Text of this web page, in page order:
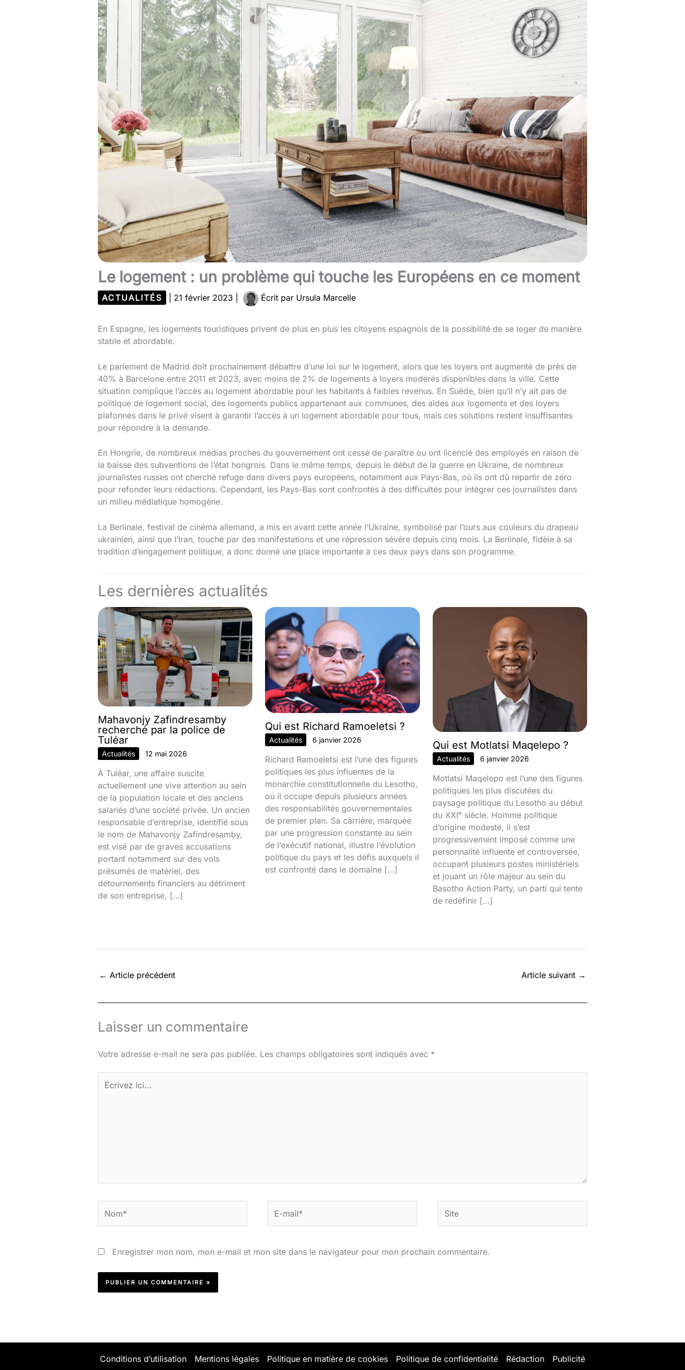
Le logement : un problème qui touche les Européens en ce moment
ACTUALITÉS 21 février 2023 Écrit par Ursula Marcelle
En Espagne, les logements touristiques privent de plus en plus les citoyens espagnols de la possibilité de se loger de manière
stable et abordable.
Le parlement de Madrid doit prochainement débattre d’une loi sur le logement, alors que les loyers ont augmenté de près de
40% à Barcelone entre 2011 et 2023, avec moins de 2% de logements à loyers modérés disponibles dans la ville. Cette
situation complique l’accès au logement abordable pour les habitants à faibles revenus. En Suède, bien qu’il n’y ait pas de
politique de logement social, des logements publics appartenant aux communes, des aides aux logements et des loyers
plafonnés dans le privé visent à garantir l’accès à un logement abordable pour tous, mais ces solutions restent insuffisantes
pour répondre à la demande.
En Hongrie, de nombreux médias proches du gouvernement ont cessé de paraître ou ont licencié des employés en raison de
la baisse des subventions de l’état hongrois. Dans le même temps, depuis le début de la guerre en Ukraine, de nombreux
journalistes russes ont cherché refuge dans divers pays européens, notamment aux Pays-Bas, où ils ont dû repartir de zéro
pour refonder leurs rédactions. Cependant, les Pays-Bas sont confrontés à des difficultés pour intégrer ces journalistes dans
un milieu médiatique homogène.
La Berlinale, festival de cinéma allemand, a mis en avant cette année l’Ukraine, symbolisé par l’ours aux couleurs du drapeau
ukrainien, ainsi que l’Iran, touché par des manifestations et une répression sévère depuis cinq mois. La Berlinale, fidèle à sa
tradition d’engagement politique, a donc donné une place importante à ces deux pays dans son programme.
Les dernières actualités
Mahavonjy Zafindresamby
recherché par la police de
Tuléar
Actualités 12 mai 2026
À Tuléar, une affaire suscite
actuellement une vive attention au sein
de la population locale et des anciens
salariés d’une société privée. Un ancien
responsable d’entreprise, identifié sous
le nom de Mahavonjy Zafindresamby,
est visé par de graves accusations
portant notamment sur des vols
présumés de matériel, des
détournements financiers au détriment
de son entreprise, […]
Qui est Richard Ramoeletsi ?
Actualités 6 janvier 2026
Richard Ramoeletsi est l’une des figures
politiques les plus influentes de la
monarchie constitutionnelle du Lesotho,
où il occupe depuis plusieurs années
des responsabilités gouvernementales
de premier plan. Sa carrière, marquée
par une progression constante au sein
de l’exécutif national, illustre l’évolution
politique du pays et les défis auxquels il
est confronté dans le domaine […]
Qui est Motlatsi Maqelepo ?
Actualités 6 janvier 2026
Motlatsi Maqelepo est l’une des figures
politiques les plus discutées du
paysage politique du Lesotho au début
du XXIᵉ siècle. Homme politique
d’origine modeste, il s’est
progressivement imposé comme une
personnalité influente et controversée,
occupant plusieurs postes ministériels
et jouant un rôle majeur au sein du
Basotho Action Party, un parti qui tente
de redéfinir […]
← Article précédent Article suivant →
Laisser un commentaire
Votre adresse e-mail ne sera pas publiée. Les champs obligatoires sont indiqués avec *
ici…
mail*
Enregistrer mon nom, mon e-mail et mon site dans le navigateur pour mon prochain commentaire.
Conditions d’utilisation Mentions légales Politique en matière de cookies Politique de confidentialité Rédaction Publicité